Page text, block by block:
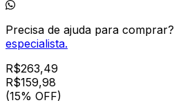
Precisa de ajuda para comprar?
especialista.
R$263,49
R$159,98
(15% OFF)